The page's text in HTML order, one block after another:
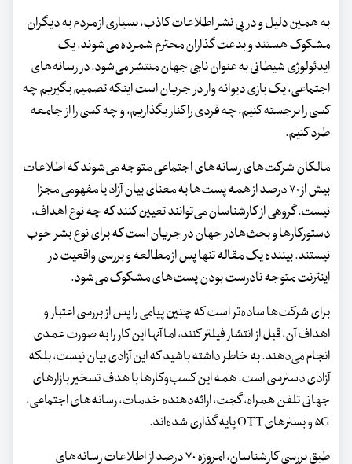
به همین دلیل و در پی نشر اطلاعات کاذب، بسیاری از مردم به دیگران
مشکوک هستند و بدعت گذاران محترم شمرده می‌شوند. یک
ایدئولوژی شیطانی به عنوان ناجی جهان منتشر می‌شود. در رسانه‌های
اجتماعی، یک بازی دیوانه وار در جریان است اینکه تصمیم بگیریم چه
کسی را برجسته کنیم، چه فردی را کنار بگذاریم، و چه کسی را از جامعه
طرد کنیم.
مالکان شرکت‌های رسانه‌های اجتماعی متوجه می‌شوند که اطلاعات
بیش از ۷۰ درصد از همه پست‌ها به معنای بیان آزاد یا مفهومی مجزا
نیست. گروهی از کارشناسان می‌توانند تعیین کنند که چه نوع اهداف،
دستورکارها و بحث‌هادر جهان در جریان است که برای نوع بشر خوب
نیستند. بیننده یک مقاله تنها پس از مطالعه و بررسی واقعیت در
اینترنت متوجه نادرست بودن پست‌های مشکوک می‌شود.
برای شرکت‌ها ساده‌تر است که چنین پیامی را پس از بررسی اعتبار و
اهداف آن، قبل از انتشار فیلتر کنند، اما آنها این کار را به صورت عمدی
انجام می‌دهند. به خاطر داشته باشید که این آزادی بیان نیست، بلکه
آزادی دسترسی است. همه این کسب‌وکارها با هدف تسخیر بازارهای
جهانی تلفن همراه، گجت، ارائه‌دهنده خدمات، رسانه‌های اجتماعی،
۵G و بسترهایOTT پایه گذاری شده‌اند.
طبق بررسی کارشناسان، امروزه ۷۰ درصد از اطلاعات رسانه‌های